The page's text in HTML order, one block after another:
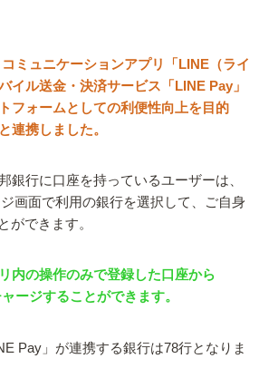
ミュニケーションアプリ「LINE（ライ
イル送金・決済サービス「LINE Pay」
フォームとしての利便性向上を目的
連携しました。
銀行に口座を持っているユーザーは、
ジ画面で利用の銀行を選択して、ご自身
ができます。
内の操作のみで登録した口座から
ージすることができます。
Pay」が連携する銀行は78行となりま